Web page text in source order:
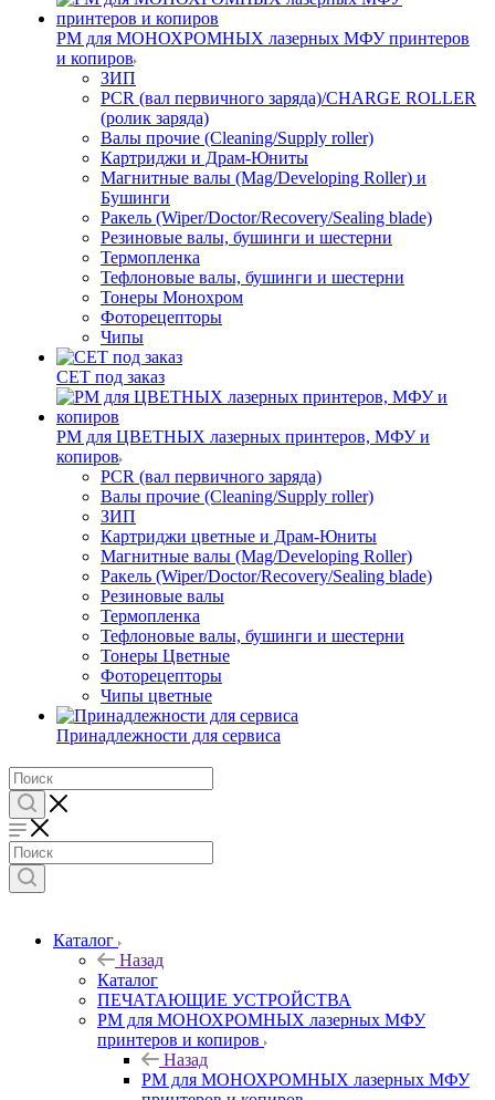
РМ для МОНОХРОМНЫХ лазерных МФУ принтеров
и копиров
ЗИП
PCR (вал первичного заряда)/CHARGE ROLLER
(ролик заряда)
Валы прочие (Cleaning/Supply roller)
Картриджи и Драм-Юниты
Магнитные валы (Mag/Developing Roller) и
Бушинги
Ракель (Wiper/Doctor/Recovery/Sealing blade)
Резиновые валы, бушинги и шестерни
Термопленка
Тефлоновые валы, бушинги и шестерни
Тонеры Монохром
Фоторецепторы
Чипы
CET под заказ
РМ для ЦВЕТНЫХ лазерных принтеров, МФУ и
копиров
PCR (вал первичного заряда)
Валы прочие (Cleaning/Supply roller)
ЗИП
Картриджи цветные и Драм-Юниты
Магнитные валы (Mag/Developing Roller)
Ракель (Wiper/Doctor/Recovery/Sealing blade)
Резиновые валы
Термопленка
Тефлоновые валы, бушинги и шестерни
Тонеры Цветные
Фоторецепторы
Чипы цветные
Принадлежности для сервиса
Каталог
Назад
Каталог
ПЕЧАТАЮЩИЕ УСТРОЙСТВА
РМ для МОНОХРОМНЫХ лазерных МФУ
принтеров и копиров
Назад
РМ для МОНОХРОМНЫХ лазерных МФУ